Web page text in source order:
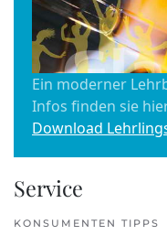
Ein moderner
Infos finden sie
Download
Service
KONSUMENTEN TIPPS